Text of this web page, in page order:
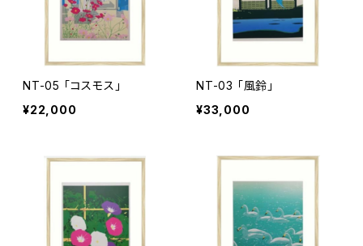
NT-05 「コスモス」
¥22,000
NT-03 「風鈴」
¥33,000